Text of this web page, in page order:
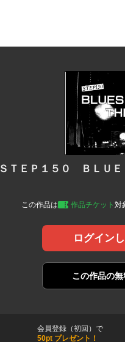
ＳＴＥＰ１５０ ＢＬＵ
この作品は 作品チケット 対
ログイン
この作品の無
会員登録（初回）で
50pt プレゼント！